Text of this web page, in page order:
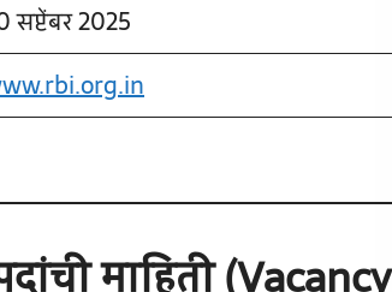
सप्टेंबर 2025
माहिती (Vacancy